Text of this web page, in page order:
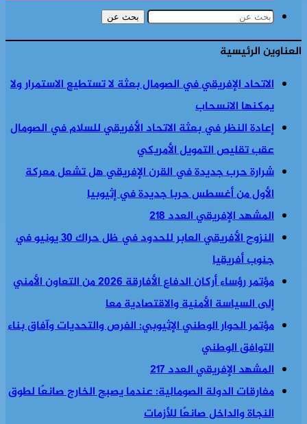
بحث عن
العناوين الرئيسية
الاتحاد الإفريقي في الصومال بعثة لا تستطيع الاستمرار ولا
يمكنها الانسحاب
إعادة النظر في بعثة الاتحاد الأفريقي للسلام في الصومال
عقب تقليص التمويل الأمريكي
شرارة حرب جديدة في القرن الإفريقي هل تشعل معركة
الأول من أغسطس حربا جديدة في إثيوبيا
المشهد الإفريقي العدد 218
النزوح الأفريقي العابر للحدود في ظل حراك 30 يونيو في
جنوب أفريقيا
مؤتمر رؤساء أركان الدفاع الأفارقة 2026 من التعاون الأمني
إلى السياسة الأمنية والاقتصادية معا
مؤتمر الحوار الوطني الإثيوبي: الفرص والتحديات وآفاق بناء
التوافق الوطني
المشهد الإفريقي العدد 217
مفارقات الدولة الصومالية: عندما يصبح الخارج صانعًا لطوق
النجاة والداخل صانعًا للأزمات